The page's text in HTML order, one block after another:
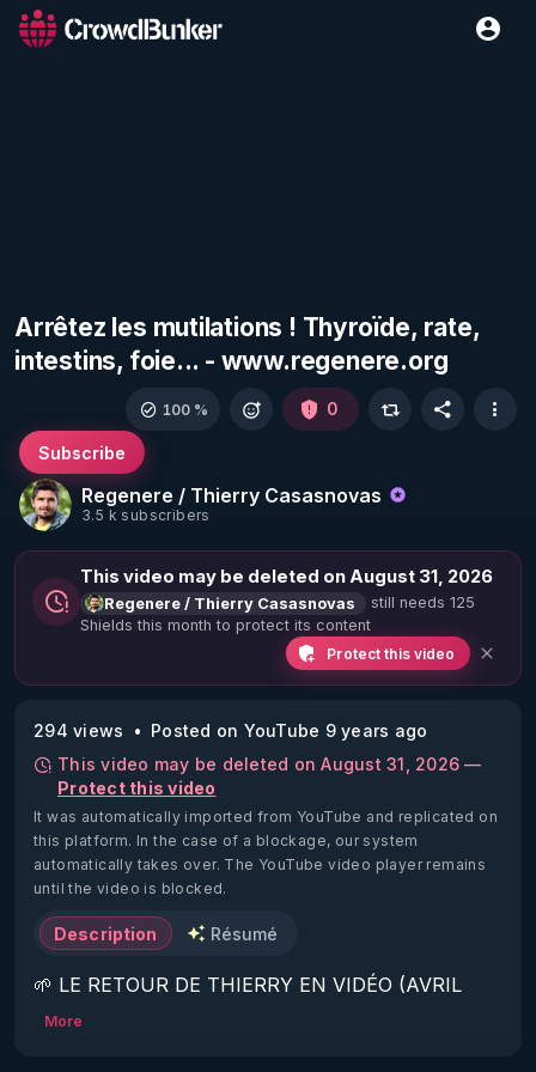
Arrêtez les mutilations ! Thyroïde, rate,
intestins, foie... - www.regenere.org
Regenere / Thierry Casasnovas
3.5 k subscribers
Subscribe
100 % 0
This video may be deleted on August 31, 2026
Regenere / Thierry Casasnovas
still needs 125
Shields this month to protect its content
Protect this video
294 views
Posted on YouTube 9 years ago
This video may be deleted on August 31, 2026 —
Protect this video
It was automatically imported from YouTube and replicated on
this platform. In the case of a blockage, our system
automatically takes over. The YouTube video player remains
until the video is blocked.
Description Résumé
🌱 LE RETOUR DE THIERRY EN VIDÉO (AVRIL
2022)!
More